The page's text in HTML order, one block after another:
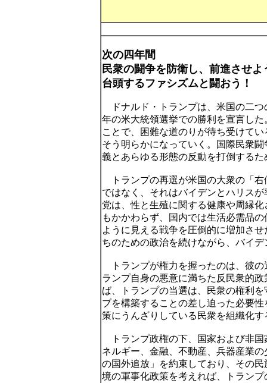
次の四年間
民衆の闘争を防衛し、前進させよ
台頭するファシズムと闘おう！
ドナルド・トランプは、米国の二つ
年の米大統領選挙での勝利を宣言し
ことで、困難な道のりが待ち受けて
そう明らかになっていく。国際民衆
義とあらゆる形態の反動を打倒する
トランプの再選が米国の大衆の「右
ではなく、それはバイデンとハリス
党は、性と生殖に関する健康や周縁
もかかわらず、国内では生活必需品
ように見える戦争を圧倒的に増加さ
ちのための政治を続けながら、バイ
トランプが権力を握ったのは、彼の
ランプ自身の悪意に満ちた反民衆的
ば、トランプの当選は、民衆の権利
ブを構築することの差し迫った必要
策にうんざりしている民衆を組織化
トランプ政権の下、国家および非国
ネルギー、金融、不動産、兵器産業
の国外追放」を約束しており、その
境の軍事化政策を考えれば、トラン